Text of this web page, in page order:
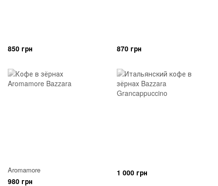
850 грн 870 грн
Aromamore
980 грн
1 000 грн